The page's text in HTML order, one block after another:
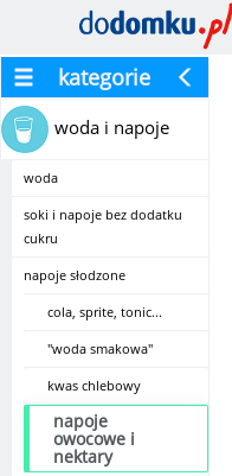
kategorie
woda i napoje
woda
soki i napoje bez dodatku
cukru
napoje słodzone
cola, sprite, tonic...
"woda smakowa"
kwas chlebowy
napoje
owocowe i
nektary